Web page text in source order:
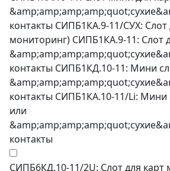
контакты СИПБ1КА.9-11/СУХ: Слот
мониторинг) СИПБ1КА.9-11: Слот
контакты СИПБ1КД.10-11: Мини
контакты СИПБ1КА.10-11/Li: Мини
или
контакты
СИПБ6КД.10-11/2U: Слот для карт